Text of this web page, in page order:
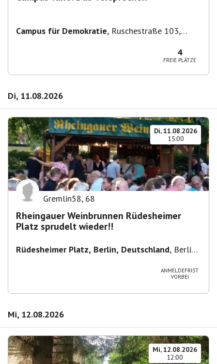
Campus für Demokratie, Ruschestraße 103,
4
FREIE PLÄTZE
Di, 11.08.2026
Di, 11.08.2026
15:00
Gremlin58, 68
Rheingauer Weinbrunnen Rüdesheimer
Platz sprudelt wieder!!
Rüdesheimer Platz, Berlin, Deutschland, Berlin-
ANMELDEFRIST
VORBEI
Mi, 12.08.2026
Mi, 12.08.2026
12:00